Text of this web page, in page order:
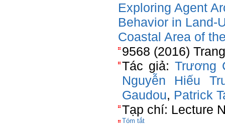
Exploring Agent
Behavior in Land-
Coastal Area of
9568 (2016)
Tác giả: Trương
Nguyễn Hiếu
Gaudou, Patrick
Tạp chí: Lecture
Tóm tắt